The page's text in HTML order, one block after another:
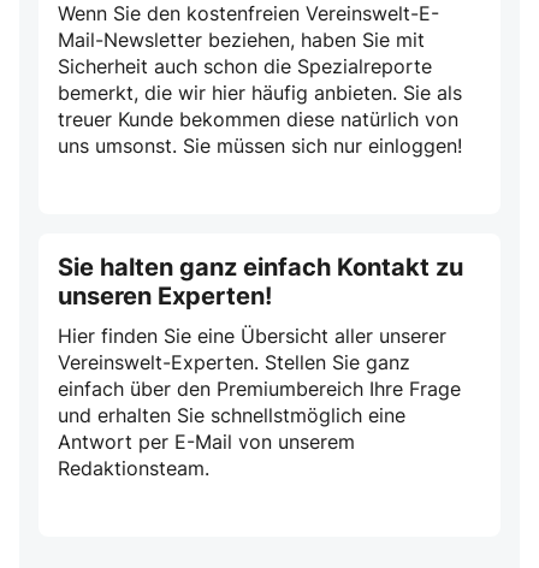
Wenn Sie den kostenfreien Vereinswelt-E-
Mail-Newsletter beziehen, haben Sie mit
Sicherheit auch schon die Spezialreporte
bemerkt, die wir hier häufig anbieten. Sie als
treuer Kunde bekommen diese natürlich von
uns umsonst. Sie müssen sich nur einloggen!
Sie halten ganz einfach Kontakt zu
unseren Experten!
Hier finden Sie eine Übersicht aller unserer
Vereinswelt-Experten. Stellen Sie ganz
einfach über den Premiumbereich Ihre Frage
und erhalten Sie schnellstmöglich eine
Antwort per E-Mail von unserem
Redaktionsteam.